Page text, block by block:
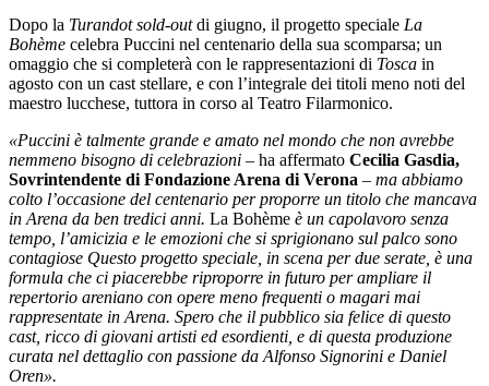
Dopo la Turandot sold-outdi giugno, il progetto speciale La
Bohème celebra Puccini nel centenario della sua scomparsa; un
omaggio che si completerà con le rappresentazioni di Tosca in
agosto con un cast stellare, e con l’integrale dei titoli meno noti del
maestro lucchese, tuttora in corso al Teatro Filarmonico.
«Puccini è talmente grande e amato nel mondo che non avrebbe
nemmeno bisogno di celebrazioni – ha affermato Cecilia Gasdia,
Sovrintendente di Fondazione Arena di Verona – ma abbiamo
colto l’occasione del centenario per proporre un titolo che mancava
in Arena da ben tredici anni. La Bohème è un capolavoro senza
tempo, l’amicizia e le emozioni che si sprigionano sul palco sono
contagiose Questo progetto speciale, in scena per due serate, è una
formula che ci piacerebbe riproporre in futuro per ampliare il
repertorio areniano con opere meno frequenti o magari mai
rappresentate in Arena. Spero che il pubblico sia felice di questo
cast, ricco di giovani artisti ed esordienti, e di questa produzione
curata nel dettaglio con passione da Alfonso Signorini e Daniel
Oren».